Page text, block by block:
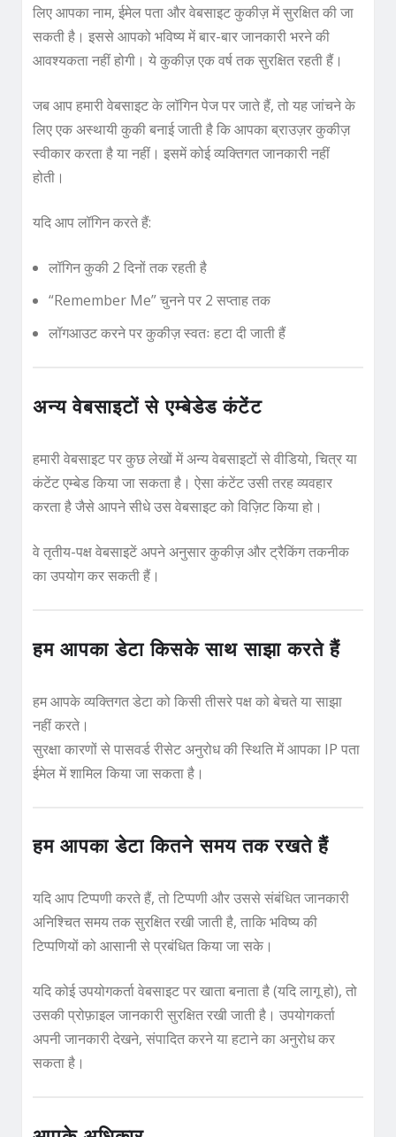
लिए आपका नाम, ईमेल पता और वेबसाइट कुकीज़ में सुरक्षित की जा
सकती है। इससे आपको भविष्य में बार-बार जानकारी भरने की
आवश्यकता नहीं होगी। ये कुकीज़ एक वर्ष तक सुरक्षित रहती हैं।
जब आप हमारी वेबसाइट के लॉगिन पेज पर जाते हैं, तो यह जांचने के
लिए एक अस्थायी कुकी बनाई जाती है कि आपका ब्राउज़र कुकीज़
स्वीकार करता है या नहीं। इसमें कोई व्यक्तिगत जानकारी नहीं
होती।
यदि आप लॉगिन करते हैं:
लॉगिन कुकी 2 दिनों तक रहती है
“Remember Me” चुनने पर 2 सप्ताह तक
लॉगआउट करने पर कुकीज़ स्वतः हटा दी जाती हैं
अन्य वेबसाइटों से एम्बेडेड कंटेंट
हमारी वेबसाइट पर कुछ लेखों में अन्य वेबसाइटों से वीडियो, चित्र या
कंटेंट एम्बेड किया जा सकता है। ऐसा कंटेंट उसी तरह व्यवहार
करता है जैसे आपने सीधे उस वेबसाइट को विज़िट किया हो।
वे तृतीय-पक्ष वेबसाइटें अपने अनुसार कुकीज़ और ट्रैकिंग तकनीक
का उपयोग कर सकती हैं।
हम आपका डेटा किसके साथ साझा करते हैं
हम आपके व्यक्तिगत डेटा को किसी तीसरे पक्ष को बेचते या साझा
नहीं करते।
सुरक्षा कारणों से पासवर्ड रीसेट अनुरोध की स्थिति में आपका IP पता
ईमेल में शामिल किया जा सकता है।
हम आपका डेटा कितने समय तक रखते हैं
यदि आप टिप्पणी करते हैं, तो टिप्पणी और उससे संबंधित जानकारी
अनिश्चित समय तक सुरक्षित रखी जाती है, ताकि भविष्य की
टिप्पणियों को आसानी से प्रबंधित किया जा सके।
यदि कोई उपयोगकर्ता वेबसाइट पर खाता बनाता है (यदि लागू हो), तो
उसकी प्रोफ़ाइल जानकारी सुरक्षित रखी जाती है। उपयोगकर्ता
अपनी जानकारी देखने, संपादित करने या हटाने का अनुरोध कर
सकता है।